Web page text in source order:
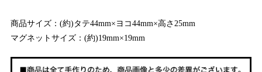
商品サイズ：(約)タテ44mm×ヨコ44mm×高さ25mm
マグネットサイズ：(約)19mm×19mm